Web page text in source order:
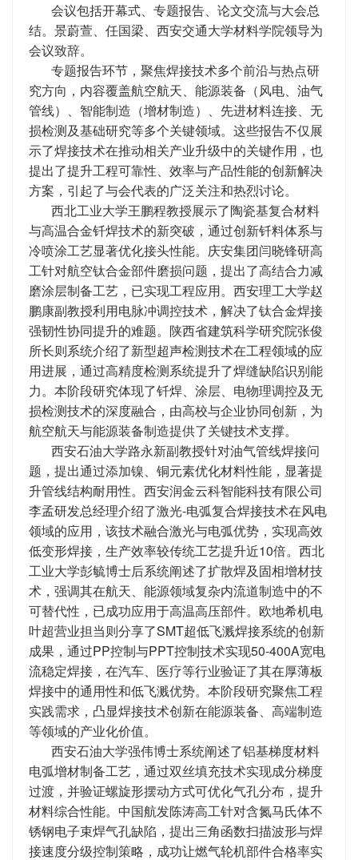
会议包括开幕式、专题报告、论文交流与大会总
结。景蔚萱、任国梁、西安交通大学材料学院领导为
会议致辞。
专题报告环节，聚焦焊接技术多个前沿与热点研
究方向，内容覆盖航空航天、能源装备（风电、油气
管线）、智能制造（增材制造）、先进材料连接、无
损检测及基础研究等多个关键领域。这些报告不仅展
示了焊接技术在推动相关产业升级中的关键作用，也
提出了提升工程可靠性、效率与产品性能的创新解决
方案，引起了与会代表的广泛关注和热烈讨论。
西北工业大学王鹏程教授展示了陶瓷基复合材料
与高温合金钎焊技术的新突破，通过创新钎料体系与
冷喷涂工艺显著优化接头性能。庆安集团闫晓锋研高
工针对航空钛合金部件磨损问题，提出了高结合力减
磨涂层制备工艺，已实现工程应用。西安理工大学赵
鹏康副教授利用电脉冲调控技术，解决了钛合金焊接
强韧性协同提升的难题。陕西省建筑科学研究院张俊
所长则系统介绍了新型超声检测技术在工程领域的应
用进展，通过高精度检测系统提升了焊缝缺陷识别能
力。本阶段研究体现了钎焊、涂层、电物理调控及无
损检测技术的深度融合，由高校与企业协同创新，为
航空航天与能源装备制造提供了关键技术支撑。
西安石油大学路永新副教授针对油气管线焊接问
题，提出通过添加镍、铜元素优化材料性能，显著提
升管线结构耐用性。西安润金云科智能科技有限公司
李孟研发总经理介绍了激光-电弧复合焊接技术在风电
领域的应用，该技术融合激光与电弧优势，实现高效
低变形焊接，生产效率较传统工艺提升近10倍。西北
工业大学彭毓博士后系统阐述了扩散焊及固相增材技
术，强调其在航天、能源领域复杂内流道制造中的不
可替代性，已成功应用于高温高压部件。欧地希机电
叶超营业担当则分享了SMT超低飞溅焊接系统的创新
成果，通过PP控制与PPT控制技术实现50-400A宽电
流稳定焊接，在汽车、医疗等行业验证了其在厚薄板
焊接中的通用性和低飞溅优势。本阶段研究聚焦工程
实践需求，凸显焊接技术创新在能源装备、高端制造
等领域的产业化价值。
西安石油大学强伟博士系统阐述了铝基梯度材料
电弧增材制备工艺，通过双丝填充技术实现成分梯度
过渡，并验证螺旋形摆动方式可优化气孔分布，提升
材料综合性能。中国航发陈涛高工针对含氮马氏体不
锈钢电子束焊气孔缺陷，提出三角函数扫描波形与焊
接速度分级控制策略，成功让燃气轮机部件合格率实